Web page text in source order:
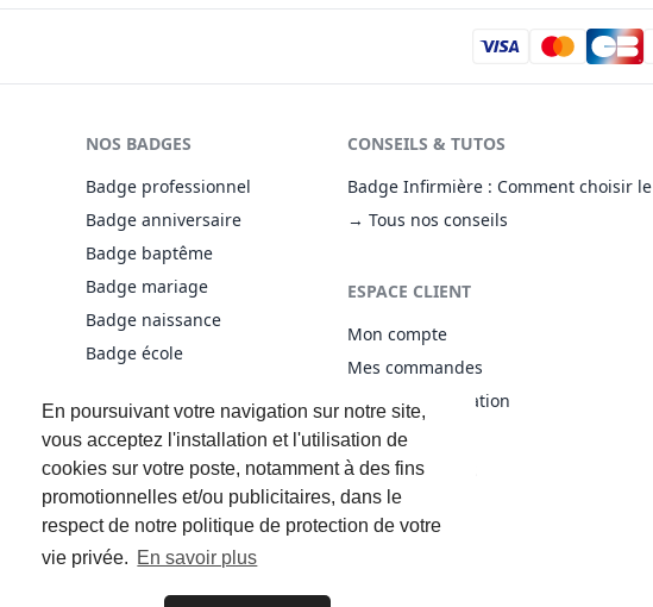
En poursuivant votre navigation sur notre site,
vous acceptez l'installation et l'utilisation de
cookies sur votre poste, notamment à des fins
promotionnelles et/ou publicitaires, dans le
respect de notre politique de protection de votre
vie privée. En savoir plus
NOS BADGES
Badge professionnel
Badge anniversaire
Badge baptême
Badge mariage
Badge naissance
Badge école
→ Tous nos badges
ACCÈS RAPIDE
Nouveaux produits
Promotions
CONSEILS & TUTOS
Badge Infirmière : Comment choisir
→ Tous nos conseils
ESPACE CLIENT
Mon compte
Mes commandes
Droit de rétractation
INFORMATIONS
Aide